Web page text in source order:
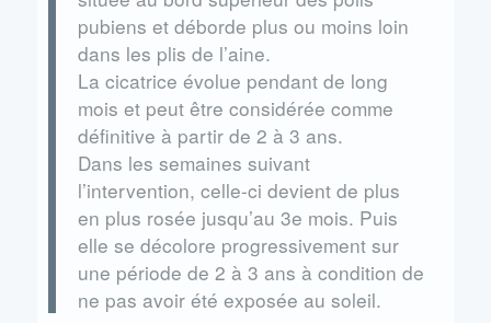
pubiens et déborde plus ou moins loin
dans les plis de l’aine.
La cicatrice évolue pendant de long
mois et peut être considérée comme
définitive à partir de 2 à 3 ans.
Dans les semaines suivant
l’intervention, celle-ci devient de plus
en plus rosée jusqu’au 3e mois. Puis
elle se décolore progressivement sur
une période de 2 à 3 ans à condition de
ne pas avoir été exposée au soleil.